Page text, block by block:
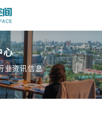
心
业资讯信息